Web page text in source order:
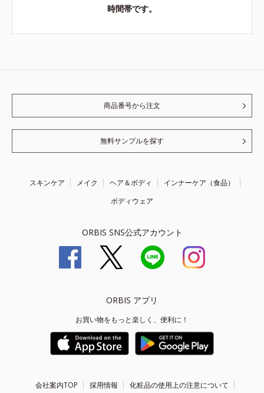
時間帯です。
商品番号から注文
無料サンプルを探す
スキンケア メイク ヘア＆ボディ
インナーケア（食品）
ボディウェア
ORBIS SNS公式アカウント
ORBIS アプリ
お買い物をもっと楽しく、便利に！
会社案内TOP 採用情報 化粧品の使用上の注意について